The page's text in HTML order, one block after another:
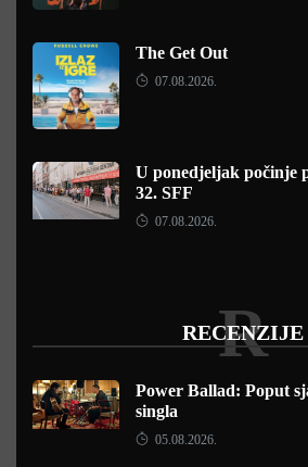
The Get Out
07.08.2026.
U ponedjeljak počinje
32. SFF
07.08.2026.
RECENZIJE
R
Power Ballad: Poput
singla
05.08.2026.